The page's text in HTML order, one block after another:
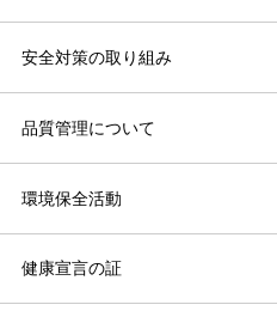
安全対策の取り組み
品質管理について
環境保全活動
健康宣言の証